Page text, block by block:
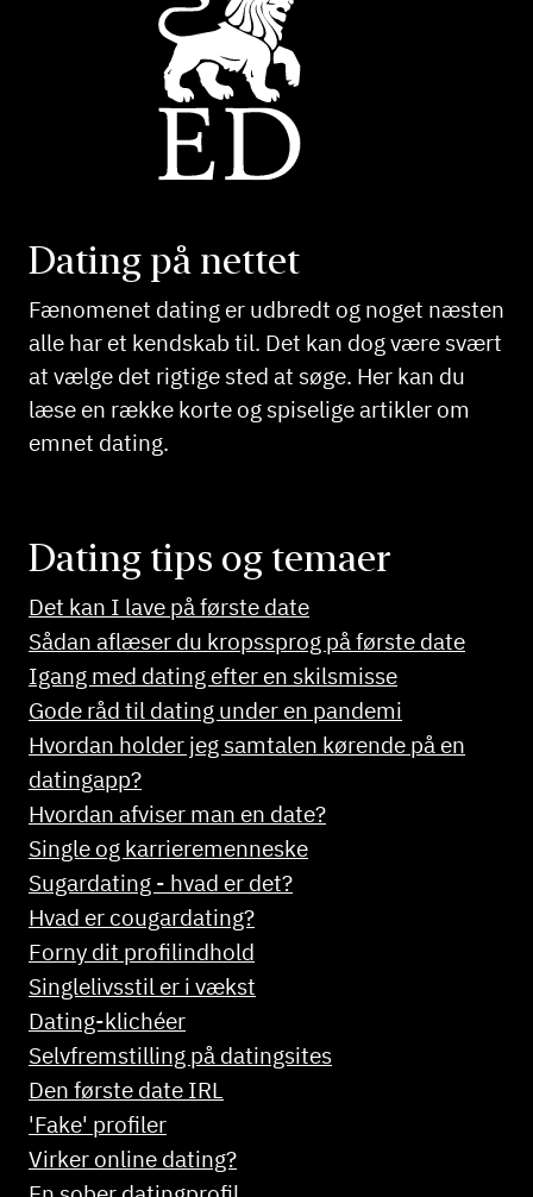
Dating på nettet
Fænomenet dating er udbredt og noget næsten
alle har et kendskab til. Det kan dog være svært
at vælge det rigtige sted at søge. Her kan du
læse en række korte og spiselige artikler om
emnet dating.
Dating tips og temaer
Det kan I lave på første date
Sådan aflæser du kropssprog på første date
Igang med dating efter en skilsmisse
Gode råd til dating under en pandemi
Hvordan holder jeg samtalen kørende på en
datingapp?
Hvordan afviser man en date?
Single og karrieremenneske
Sugardating - hvad er det?
Hvad er cougardating?
Forny dit profilindhold
Singlelivsstil er i vækst
Dating-klichéer
Selvfremstilling på datingsites
Den første date IRL
'Fake' profiler
Virker online dating?